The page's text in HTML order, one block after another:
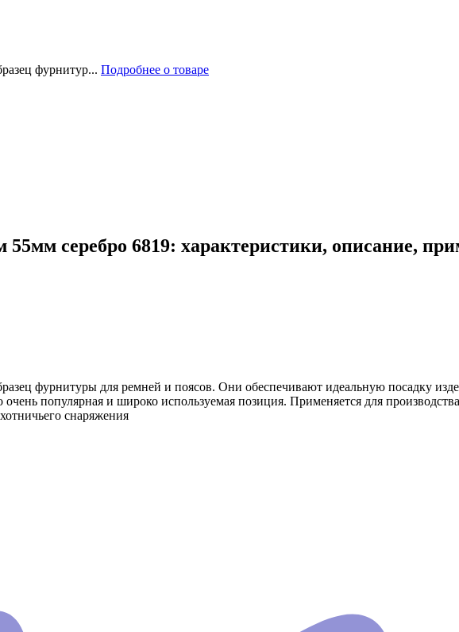
фурнитур... Подробнее о товаре
серебро 6819: характеристики, описание,
фурнитуры для ремней и поясов. Они обеспечивают идеальную посадку
популярная и широко используемая позиция. Применяется для
снаряжения